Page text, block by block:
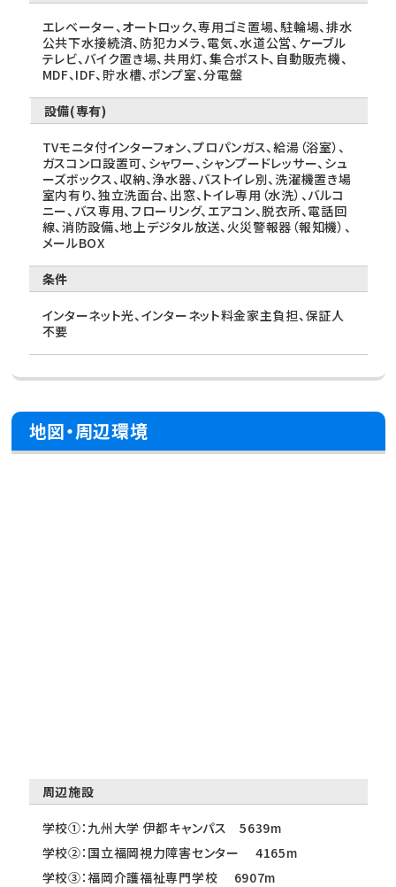
エレベーター、オートロック、専用ゴミ置場、駐輪場、排水
公共下水接続済、防犯カメラ、電気、水道公営、ケーブル
テレビ、バイク置き場、共用灯、集合ポスト、自動販売機、
MDF、IDF、貯水槽、ポンプ室、分電盤
設備(専有)
TVモニタ付インターフォン、プロパンガス、給湯（浴室）、
ガスコンロ設置可、シャワー、シャンプードレッサー、シュ
ーズボックス、収納、浄水器、バストイレ別、洗濯機置き場
室内有り、独立洗面台、出窓、トイレ専用（水洗）、バルコ
ニー、バス専用、フローリング、エアコン、脱衣所、電話回
線、消防設備、地上デジタル放送、火災警報器（報知機）、
メールBOX
条件
インターネット光、インターネット料金家主負担、保証人
不要
地図・周辺環境
周辺施設
学校①：九州大学 伊都キャンパス 5639m
学校②：国立福岡視力障害センター 4165m
学校③：福岡介護福祉専門学校 6907m